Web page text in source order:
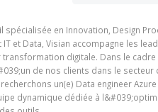
spécialisée en Innovation, Design
et Data, Visian accompagne les
transformation digitale. Dans le
de nos clients dans le secteur
un(e) Data engineer
dynamique dédiée à